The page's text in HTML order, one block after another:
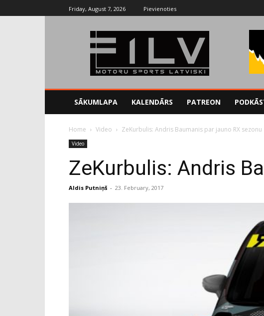
Friday, August 7, 2026 Pievienoties
SĀKUMLAPA KALENDĀRS PATREON
Home Video ZeKurbulis: Andris Baumanis par jauno RX sezonu
Video
ZeKurbulis: Andris
Aldis Putniņš - 23. February, 2017